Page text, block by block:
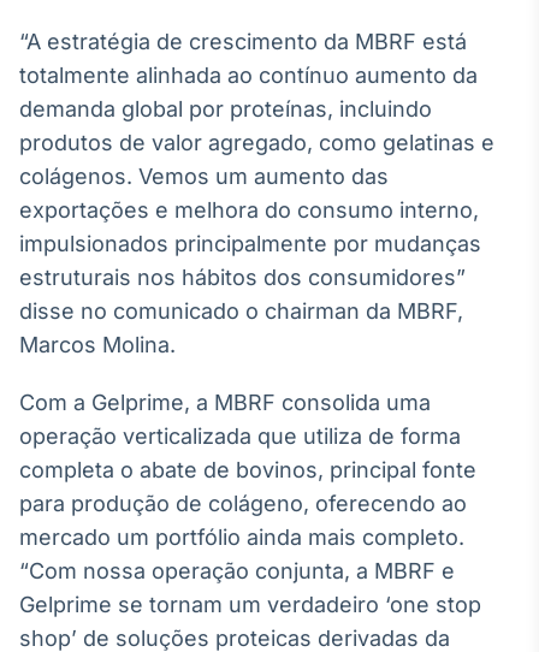
Curadoria
Curadoria de
conteúdos
noticiosos
Soluções de
Tecnologia
Broadcast
Radar
Monitoramento
inteligente de
notícias e
Fundos
A melhor
plataforma para
analisar fundos
de investimento
no Brasil
IA
Em breve
“A estratégia de crescimento da MBRF está
totalmente alinhada ao contínuo aumento da
demanda global por proteínas, incluindo
produtos de valor agregado, como gelatinas e
colágenos. Vemos um aumento das
exportações e melhora do consumo interno,
impulsionados principalmente por mudanças
estruturais nos hábitos dos consumidores”
disse no comunicado o chairman da MBRF,
Marcos Molina.
Com a Gelprime, a MBRF consolida uma
operação verticalizada que utiliza de forma
completa o abate de bovinos, principal fonte
para produção de colágeno, oferecendo ao
mercado um portfólio ainda mais completo.
“Com nossa operação conjunta, a MBRF e
Gelprime se tornam um verdadeiro ‘one stop
shop’ de soluções proteicas derivadas da